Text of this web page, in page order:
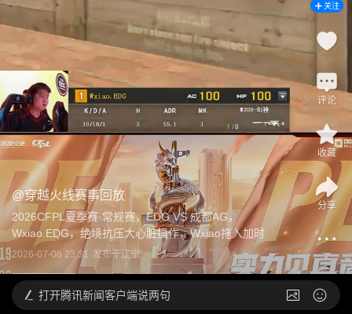
@穿越火线赛事回放
2026CFPL夏季赛·常规赛，EDG VS 成都AG，
Wxiao.EDG，绝境抗压大心脏操作，Wxiao拖入加时
2026-07-06 23:31 发布于辽宁
关注
评论
收藏
分享
打开腾讯新闻客户端说两句